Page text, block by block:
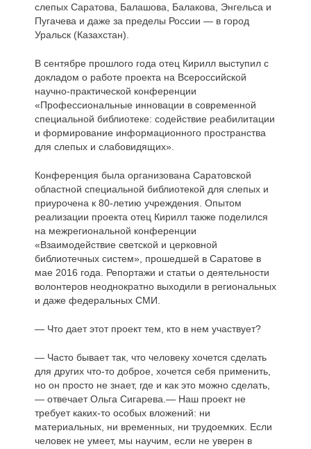
слепых Саратова, Балашова, Балакова, Энгельса и
Пугачева и даже за пределы России — в город
Уральск (Казахстан).
В сентябре прошлого года отец Кирилл выступил с
докладом о работе проекта на Всероссийской
научно-практической конференции
«Профессиональные инновации в современной
специальной библиотеке: содействие реабилитации
и формирование информационного пространства
для слепых и слабовидящих».
Конференция была организована Саратовской
областной специальной библиотекой для слепых и
приурочена к 80-летию учреждения. Опытом
реализации проекта отец Кирилл также поделился
на межрегиональной конференции
«Взаимодействие светской и церковной
библиотечных систем», прошедшей в Саратове в
мае 2016 года. Репортажи и статьи о деятельности
волонтеров неоднократно выходили в региональных
и даже федеральных СМИ.
— Что дает этот проект тем, кто в нем участвует?
— Часто бывает так, что человеку хочется сделать
для других что-то доброе, хочется себя применить,
но он просто не знает, где и как это можно сделать,
— отвечает Ольга Сигарева.— Наш проект не
требует каких-то особых вложений: ни
материальных, ни временных, ни трудоемких. Если
человек не умеет, мы научим, если не уверен в